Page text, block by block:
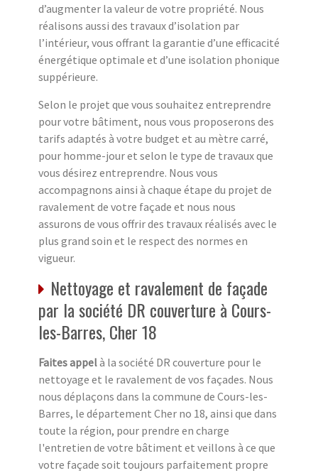
d’augmenter la valeur de votre propriété. Nous
réalisons aussi des travaux d’isolation par
l’intérieur, vous offrant la garantie d’une efficacité
énergétique optimale et d’une isolation phonique
suppérieure.
Selon le projet que vous souhaitez entreprendre
pour votre bâtiment, nous vous proposerons des
tarifs adaptés à votre budget et au mètre carré,
pour homme-jour et selon le type de travaux que
vous désirez entreprendre. Nous vous
accompagnons ainsi à chaque étape du projet de
ravalement de votre façade et nous nous
assurons de vous offrir des travaux réalisés avec le
plus grand soin et le respect des normes en
vigueur.
Nettoyage et ravalement de façade
par la société DR couverture à Cours-
les-Barres, Cher 18
Faites appelà la société DR couverture pour le
nettoyage et le ravalement de vos façades. Nous
nous déplaçons dans la commune de Cours-les-
Barres, le département Cher no 18, ainsi que dans
toute la région, pour prendre en charge
l'entretien de votre bâtiment et veillons à ce que
votre façade soit toujours parfaitement propre